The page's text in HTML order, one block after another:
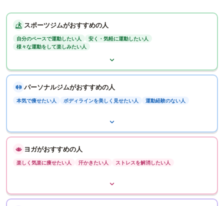
スポーツジムがおすすめの人
自分のペースで運動したい人
安く・気軽に運動したい人
様々な運動をして楽しみたい人
パーソナルジムがおすすめの人
本気で痩せたい人 ボディラインを美しく見せたい人 運動経験のない人
ヨガがおすすめの人
楽しく気楽に痩せたい人 汗かきたい人 ストレスを解消したい人